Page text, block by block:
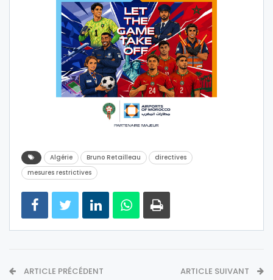
Algérie Bruno Retailleau
directives
mesures restrictives
ARTICLE PRÉCÉDENT ARTICLE SUIVANT